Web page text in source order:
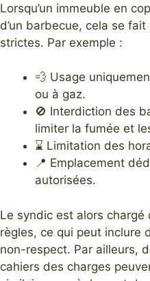
Lorsqu’un immeuble en
d’un barbecue, cela se
strictes. Par exemple :
💨 Usage
ou à gaz.
🚫 Interdiction des
limiter la fumée et
⌛ Limitation des
📍 Emplacement
autorisées.
Le syndic est alors chargé
règles, ce qui peut inclure
non-respect. Par ailleurs,
cahiers des charges